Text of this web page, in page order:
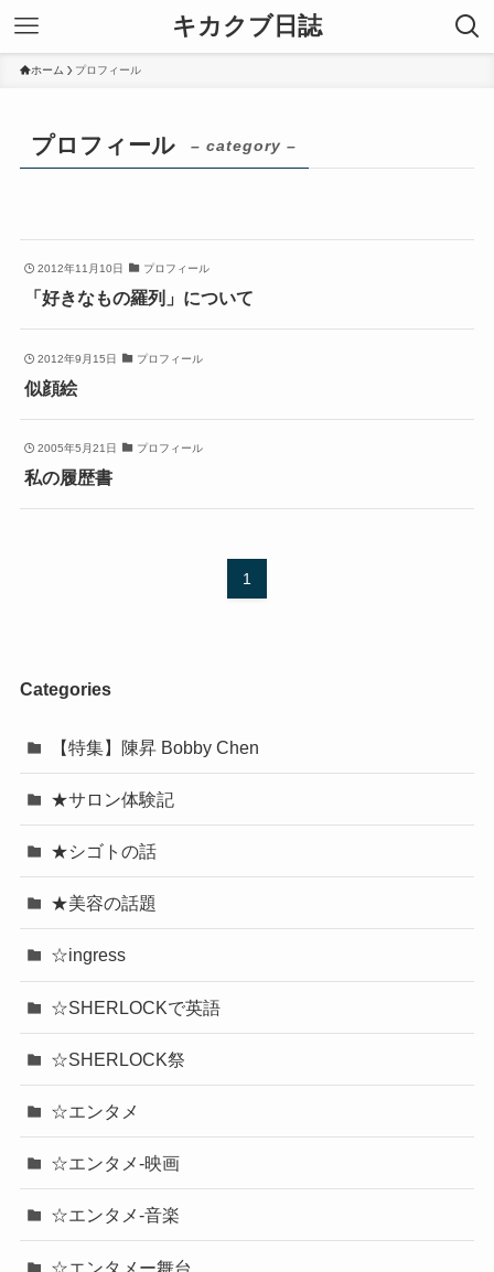
キカクブ日誌
ホーム プロフィール
プロフィール – category –
2012年11月10日 プロフィール
「好きなもの羅列」について
2012年9月15日 プロフィール
似顔絵
2005年5月21日 プロフィール
私の履歴書
1
Categories
【特集】陳昇 Bobby Chen
★サロン体験記
★シゴトの話
★美容の話題
☆ingress
☆SHERLOCKで英語
☆SHERLOCK祭
☆エンタメ
☆エンタメ-映画
☆エンタメ-音楽
☆エンタメー舞台